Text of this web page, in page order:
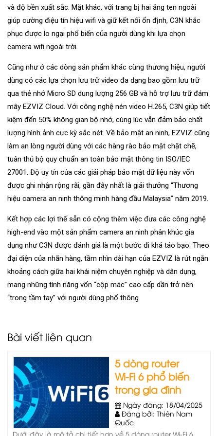
và độ bền xuất sắc. Mặt khác, với trang bị hai ăng ten ngoài
giúp cường điệu tín hiệu wifi và giữ kết nối ổn định, C3N khắc
phục được lo ngại phổ biến của người dùng khi lựa chọn
camera wifi ngoài trời.
Cũng như ở các dòng sản phẩm khác cùng thương hiệu, người
dùng có các lựa chọn lưu trữ video đa dạng bao gồm lưu trữ
qua thẻ nhớ Micro SD dung lượng 256 GB và hỗ trợ lưu trữ đám
mây EZVIZ Cloud. Với công nghệ nén video H.265, C3N giúp tiết
kiệm đến 50% không gian bộ nhớ, cùng lúc vẫn đảm bảo chất
lượng hình ảnh cưc kỳ sắc nét. Về bảo mật an ninh, EZVIZ cũng
làm an lòng người dùng với các hàng rào bảo mật chặt chẽ,
tuân thủ bộ quy chuẩn an toàn bảo mật thông tin ISO/IEC
27001. Độ uy tín của các giải pháp bảo mật dữ liệu này vốn
được ghi nhận rộng rãi, gần đây nhất là giải thưởng “Thương
hiệu camera an ninh thông minh hàng đầu Malaysia” năm 2019.
Kết hợp các lợi thế sẵn có cộng thêm việc đưa các công nghệ
high-end vào một sản phẩm camera an ninh phân khúc gia
dụng như C3N được đánh giá là một bước đi khá táo bạo. Theo
đại diện của nhãn hàng, tầm nhìn dài hạn của EZVIZ là rút ngắn
khoảng cách giữa hai khái niệm chuyên nghiệp và dân dụng,
mang những tính năng vốn “cộp mác” cao cấp dần trở nên
“trong tầm tay” với người dùng phổ thông.
Bài viết liên quan
5 dòng router
Wi‑Fi 6 phổ biến
trong gia đình
Ngày đăng: 18/04/2025
Đăng bởi: Thiên Nam
Quốc
Dưới đây là mô tả chi tiết hơn về 5 dòng router Wi‑Fi 6